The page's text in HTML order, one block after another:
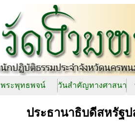
พระพุทธพจน์ วันสำคัญทางศาสนา
ประธานาธิบดีสหรัฐ